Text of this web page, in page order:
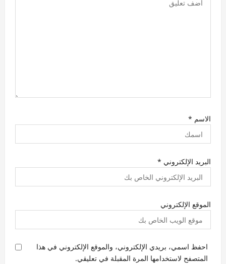
الاسم *
البريد الإلكتروني *
الموقع الإلكتروني
احفظ اسمي، بريدي الإلكتروني، والموقع الإلكتروني في هذا
المتصفح لاستخدامها المرة المقبلة في تعليقي.